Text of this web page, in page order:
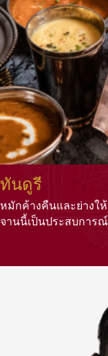
ทันดูรี
หมักค้างคืนและย่างใ
จานนี้เป็นประสบการ